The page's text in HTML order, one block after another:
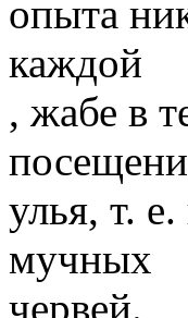
опыта
каждой
, жабе в
улья, т.
мучных
червей.